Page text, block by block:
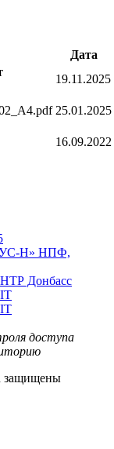
Дата
19.11.2025
25.01.2025
16.09.2022
доступа
защищены